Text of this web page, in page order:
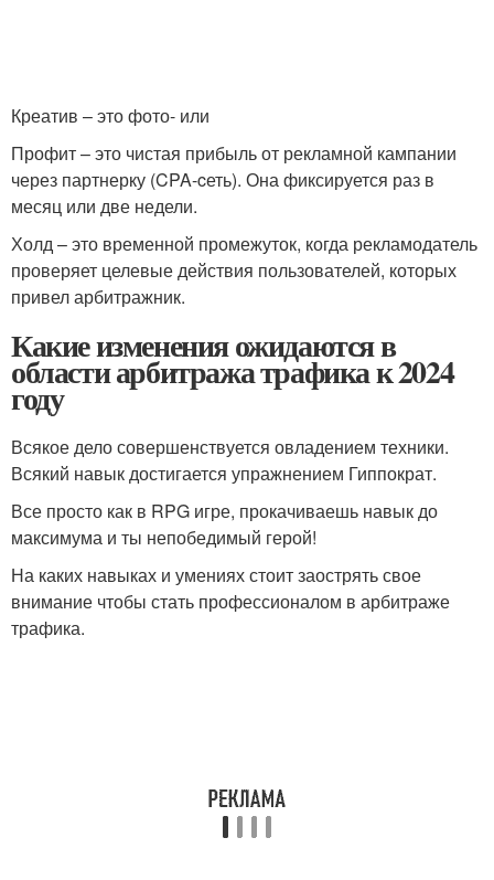
Креатив – это фото- или
Профит – это чистая прибыль от рекламной кампании
через партнерку (CPA-cеть). Она фиксируется раз в
месяц или две недели.
Холд – это временной промежуток, когда рекламодатель
проверяет целевые действия пользователей, которых
привел арбитражник.
Какие изменения ожидаются в
области арбитража трафика к 2024
году
Всякое дело совершенствуется овладением техники.
Всякий навык достигается упражнением Гиппократ.
Все просто как в RPG игре, прокачиваешь навык до
максимума и ты непобедимый герой!
На каких навыках и умениях стоит заострять свое
внимание чтобы стать профессионалом в арбитраже
трафика.